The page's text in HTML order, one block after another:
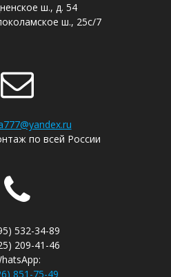
ш., д. 54
ш., 25с/7
по всей России
532-34-89
209-41-46
851-75-49